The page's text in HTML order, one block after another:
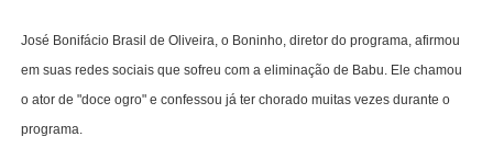
José Bonifácio Brasil de Oliveira, o Boninho, diretor do programa, afirmou
em suas redes sociais que sofreu com a eliminação de Babu. Ele chamou
o ator de "doce ogro" e confessou já ter chorado muitas vezes durante o
programa.